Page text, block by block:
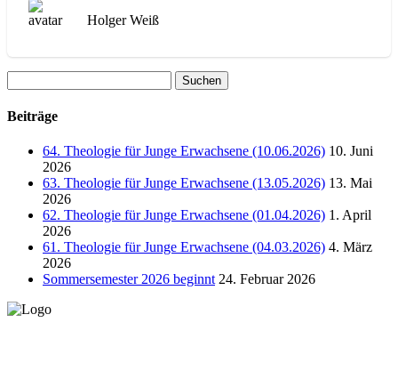
Holger Weiß
nach:
Beiträge
64. Theologie für Junge Erwachsene (10.06.2026) 10. Juni
2026
63. Theologie für Junge Erwachsene (13.05.2026) 13. Mai
2026
62. Theologie für Junge Erwachsene (01.04.2026) 1. April
2026
61. Theologie für Junge Erwachsene (04.03.2026) 4. März
2026
Sommersemester 2026 beginnt 24. Februar 2026